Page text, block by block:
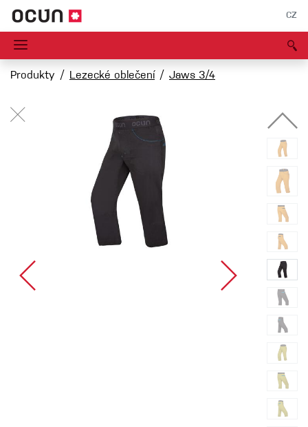
CZ
Produkty Lezecké oblečení Jaws 3/4